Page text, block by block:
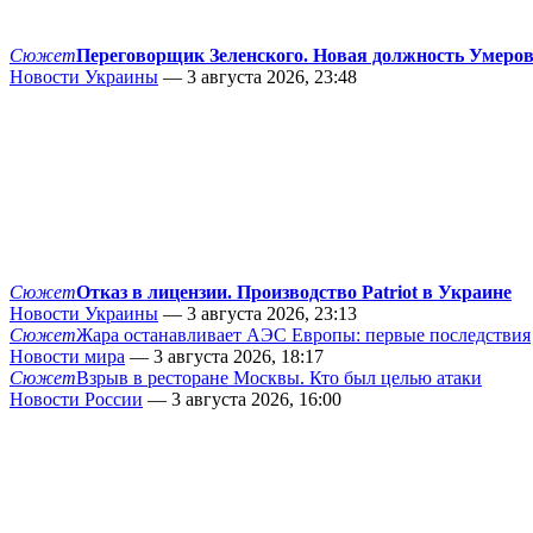
СюжетПереговорщик Зеленского. Новая должность
Новости Украины — 3 августа 2026, 23:48
СюжетОтказ в лицензии. Производство Patriot в Украине
Новости Украины — 3 августа 2026, 23:13
СюжетЖара останавливает АЭС Европы: первые последствия
Новости мира — 3 августа 2026, 18:17
СюжетВзрыв в ресторане Москвы. Кто был целью атаки
Новости России — 3 августа 2026, 16:00